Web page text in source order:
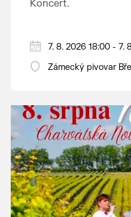
Koncert.
7. 8. 2026 18:00 - 7.
Zámecký pivovar